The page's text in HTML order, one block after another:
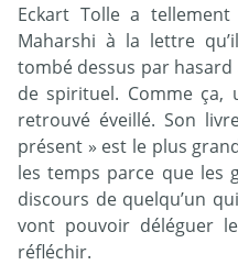
Eckart Tolle a
Maharshi à la lettre
tombé dessus par hasard
de spirituel. Comme ça,
retrouvé éveillé. Son
présent » est le plus
les temps parce que les
discours de quelqu’un
vont pouvoir déléguer
réfléchir.